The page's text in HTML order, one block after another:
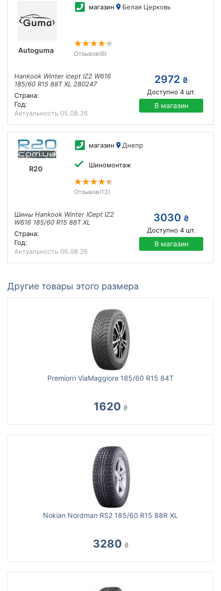
Autoguma
магазин Белая Церковь
Отзывов(6)
Hankook Winter icept IZ2 W616
185/60 R15 88T XL 280247
Страна:
Год:
Актуальность 05.08.26
2972 ₴
Доступно 4шт.
В магазин
R20
магазин Днепр
Шиномонтаж
Отзывов(13)
Шины Hankook Winter ICept IZ2
W616 185/60 R15 88T XL
Страна:
Год:
Актуальность 06.08.26
3030 ₴
Доступно 4шт.
В магазин
Другие товары этого размера
Premiorri ViaMaggiore 185/60 R15 84T
1620 ₴
Nokian Nordman RS2 185/60 R15 88R XL
3280 ₴